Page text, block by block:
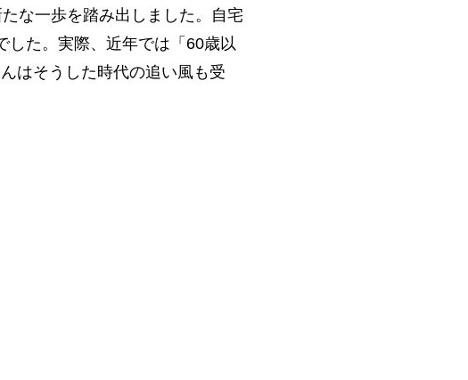
な一歩を踏み出しました。自宅
した。実際、近年では「60歳以
はそうした時代の追い風も受